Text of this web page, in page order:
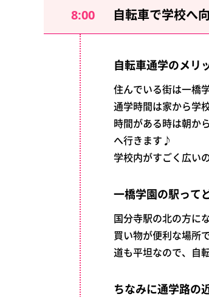
8:00 自転車で学校へ
自転車通学のメリ
住んでいる街は一橋
通学時間は家から学
時間がある時は朝か
へ行きます♪
学校内がすごく広い
一橋学園の駅って
国分寺駅の北の方に
買い物が便利な場所
道も平坦なので、自
ちなみに通学路の